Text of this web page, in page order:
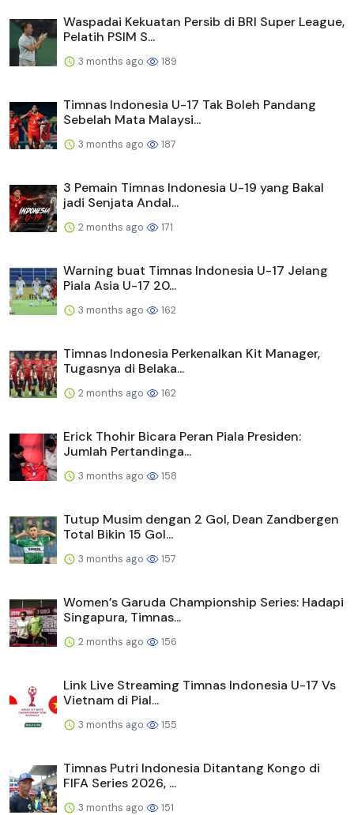
Waspadai Kekuatan Persib di BRI Super League,
Pelatih PSIM S...
3 months ago 189
Timnas Indonesia U-17 Tak Boleh Pandang
Sebelah Mata Malaysi...
3 months ago 187
3 Pemain Timnas Indonesia U-19 yang Bakal
jadi Senjata Andal...
2 months ago 171
Warning buat Timnas Indonesia U-17 Jelang
Piala Asia U-17 20...
3 months ago 162
Timnas Indonesia Perkenalkan Kit Manager,
Tugasnya di Belaka...
2 months ago 162
Erick Thohir Bicara Peran Piala Presiden:
Jumlah Pertandinga...
3 months ago 158
Tutup Musim dengan 2 Gol, Dean Zandbergen
Total Bikin 15 Gol...
3 months ago 157
Women’s Garuda Championship Series: Hadapi
Singapura, Timnas...
2 months ago 156
Link Live Streaming Timnas Indonesia U-17 Vs
Vietnam di Pial...
3 months ago 155
Timnas Putri Indonesia Ditantang Kongo di
FIFA Series 2026, ...
3 months ago 151